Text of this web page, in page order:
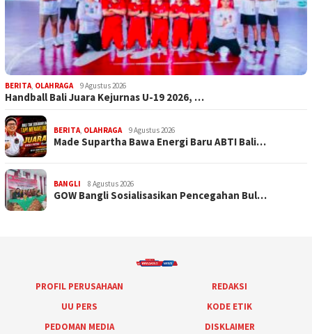
BERITA OLAHRAGA 9 Agustus 2026
Handball Bali Juara Kejurnas U-19 2026, …
BERITA OLAHRAGA 9 Agustus 2026
Made Supartha Bawa Energi Baru ABTI Bali…
BANGLI 8 Agustus 2026
GOW Bangli Sosialisasikan Pencegahan Bul…
PROFIL PERUSAHAAN
REDAKSI
UU PERS
KODE ETIK
PEDOMAN MEDIA
DISKLAIMER